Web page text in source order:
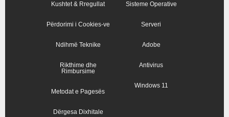
Kushtet & Rregullat
Përdorimi i Cookies-ve
Ndihmë Teknike
Rikthime dhe
Rimbursime
Metodat e Pagesës
Dërgesa Dixhitale
Sisteme Operative
Serveri
Adobe
Antivirus
Windows 11